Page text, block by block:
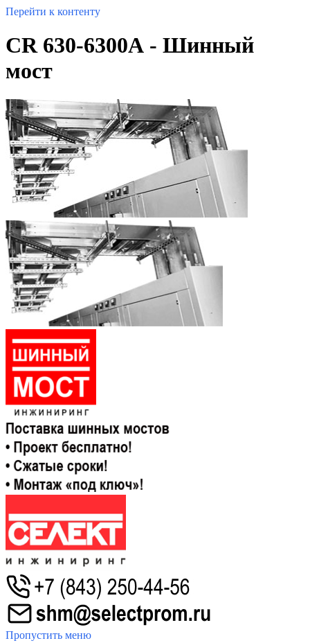
Перейти к контенту
CR 630-6300А - Шинный
мост
Пропустить меню